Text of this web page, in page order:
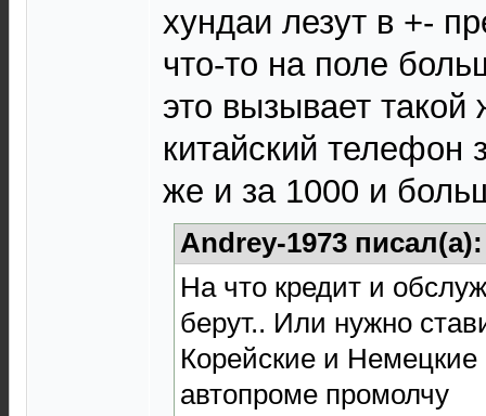
хундаи лезут в +-
что-то на поле
это вызывает такой
китайский телефон
же и за 1000 и
Andrey-1973
На что кредит и
берут.. Или нужно
Корейские и
автопроме промолчу